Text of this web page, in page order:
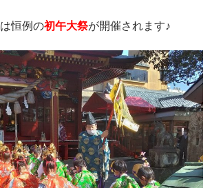
は恒例の初午大祭が開催されます♪